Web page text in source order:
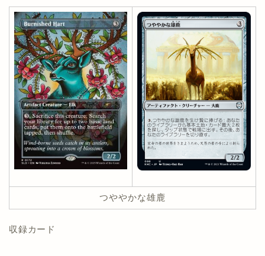
つややかな雄鹿
収録カード